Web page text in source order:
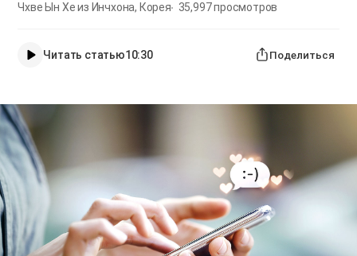
Чхве Ын Хе из Инчхона, Корея 35,997просмотров
Читать статью10:30 Поделиться